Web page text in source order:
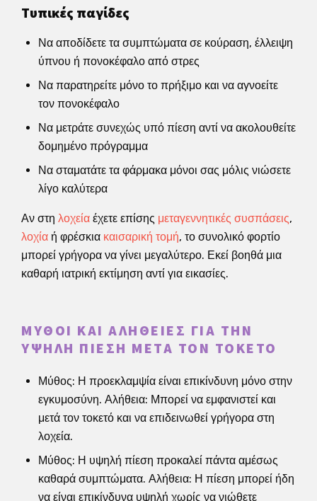
Τυπικές παγίδες
Να αποδίδετε τα συμπτώματα σε κούραση, έλλειψη
ύπνου ή πονοκέφαλο από στρες
Να παρατηρείτε μόνο το πρήξιμο και να αγνοείτε
τον πονοκέφαλο
Να μετράτε συνεχώς υπό πίεση αντί να ακολουθείτε
δομημένο πρόγραμμα
Να σταματάτε τα φάρμακα μόνοι σας μόλις νιώσετε
λίγο καλύτερα
Αν στη λοχεία έχετε επίσης μεταγεννητικές συσπάσεις,
λοχία ή φρέσκια καισαρική τομή, το συνολικό φορτίο
μπορεί γρήγορα να γίνει μεγαλύτερο. Εκεί βοηθά μια
καθαρή ιατρική εκτίμηση αντί για εικασίες.
ΜΎΘΟΙ ΚΑΙ ΑΛΉΘΕΙΕΣ ΓΙΑ ΤΗΝ
ΥΨΗΛΉ ΠΊΕΣΗ ΜΕΤΆ ΤΟΝ ΤΟΚΕΤΌ
Μύθος: Η προεκλαμψία είναι επικίνδυνη μόνο στην
εγκυμοσύνη. Αλήθεια: Μπορεί να εμφανιστεί και
μετά τον τοκετό και να επιδεινωθεί γρήγορα στη
λοχεία.
Μύθος: Η υψηλή πίεση προκαλεί πάντα αμέσως
καθαρά συμπτώματα. Αλήθεια: Η πίεση μπορεί ήδη
να είναι επικίνδυνα υψηλή χωρίς να νιώθετε